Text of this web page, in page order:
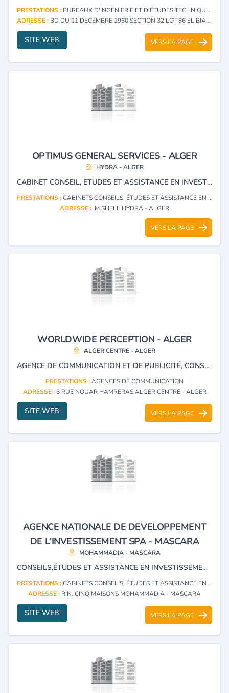
PRESTATIONS : BUREAUX D'INGÉNIERIE ET D'ÉTUDES TECHNIQUES
ADRESSE : BD DU 11 DECEMBRE 1960 SECTION 32 LOT 86 EL BIAR - ALGER
SITE WEB VERS LA PAGE
OPTIMUS GENERAL SERVICES - ALGER
HYDRA - ALGER
CABINET CONSEIL, ETUDES ET ASSISTANCE EN INVESTISSEMENT.
PRESTATIONS :CABINETS CONSEILS, ÉTUDES ET ASSISTANCE EN INVESTISSEMENT
ADRESSE : IM.SHELL HYDRA - ALGER
VERS LA PAGE
WORLDWIDE PERCEPTION - ALGER
ALGER CENTRE - ALGER
AGENCE DE COMMUNICATION ET DE PUBLICITÉ, CONSULTING ET ASSISTANCE AUX ENTREPRISES ET STUDIO DE PRODUCTION DE VIDÉOS.
PRESTATIONS :AGENCES DE COMMUNICATION
ADRESSE :6 RUE NOUAR HAMRERAS ALGER CENTRE - ALGER
SITE WEB VERS LA PAGE
AGENCE NATIONALE DE DEVELOPPEMENT
DE L'INVESTISSEMENT SPA - MASCARA
MOHAMMADIA - MASCARA
CONSEILS,ÉTUDES ET ASSISTANCE EN INVESTISSEMENT.
PRESTATIONS :CABINETS CONSEILS, ÉTUDES ET ASSISTANCE EN INVESTISSEMENT
ADRESSE : R.N. CINQ MAISONS MOHAMMADIA - MASCARA
SITE WEB VERS LA PAGE